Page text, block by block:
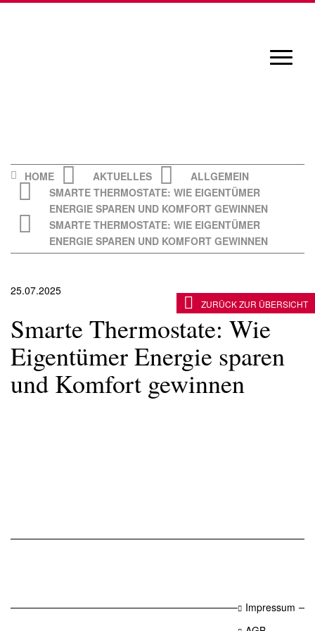
HOME AKTUELLES
ALLGEMEIN
SMARTE THERMOSTATE: WIE EIGENTÜMER
ENERGIE SPAREN UND KOMFORT GEWINNEN
SMARTE THERMOSTATE: WIE EIGENTÜMER
ENERGIE SPAREN UND KOMFORT GEWINNEN
25.07.2025
Smarte Thermostate: Wie
Eigentümer Energie sparen
und Komfort gewinnen
ZURÜCK ZUR ÜBERSICHT
Impressum